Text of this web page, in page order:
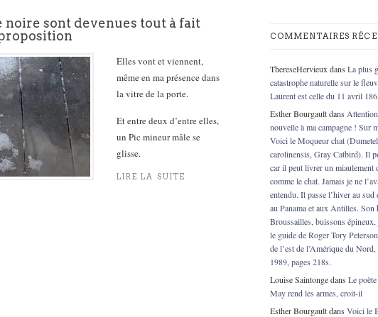
noire sont devenues tout à fait
Elles vont et viennent,
même en ma présence dans
la vitre de la porte.
Et entre deux d’entre elles,
un Pic mineur mâle se
glisse.
LIRE LA SUITE
COMMENTAIRES
ThereseHervieux dans La plus
catastrophe naturelle sur le
Laurent est celle du 11 avril
Esther Bourgaultdans
nouvelle à ma campagne ! Sur
Voici le Moqueur chat
carolinensis, Gray Catbird). Il
car il peut livrer un miaulement
comme le chat. Jamais je ne
entendu. Il passe l’hiver au sud
au Panama et aux Antilles. Son
Broussailles, buissons
le guide de Roger Tory
de l’est de l’Amérique du Nord,
1989, pages 218s.
Louise Saintongedans Le
May rend les armes, croit-il
Esther Bourgaultdans Voici le